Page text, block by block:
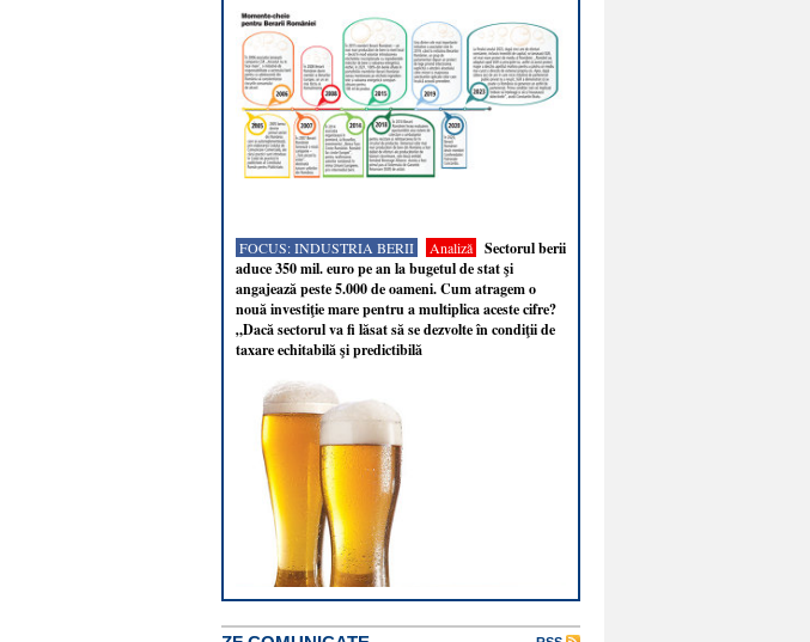
FOCUS: INDUSTRIA BERII Analiză
Sectorul berii
aduce 350 mil. euro pe an la bugetul de stat şi
angajează peste 5.000 de oameni. Cum atragem o
nouă investiţie mare pentru a multiplica aceste cifre?
„Dacă sectorul va fi lăsat să se dezvolte în condiţii de
taxare echitabilă şi predictibilă